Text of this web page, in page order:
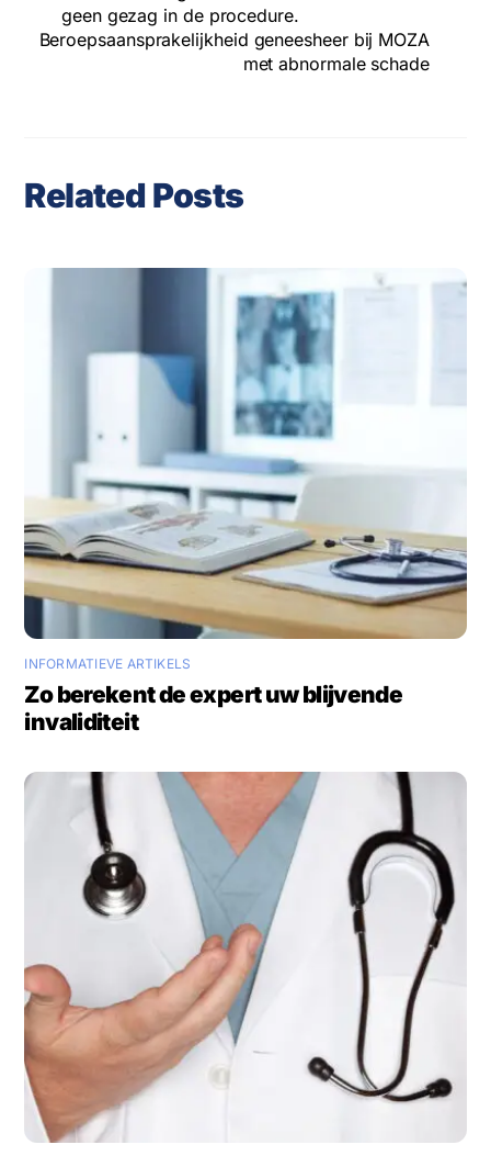
geen gezag in de procedure.
Beroepsaansprakelijkheid geneesheer bij MOZA
met abnormale schade
Related Posts
INFORMATIEVE ARTIKELS
Zo berekent de expert uw blijvende
invaliditeit